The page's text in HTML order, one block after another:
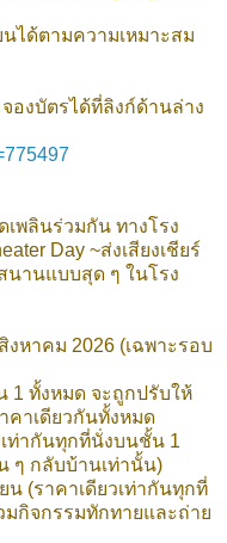
ได้ตามความเหมาะสม
องบัตรได้ที่ลิงก์ด้านล่าง
พลินร่วมกัน ทางโรง
Day ~ส่งเสียงเชียร์
นานแบบสุด ๆ ในโรง
งหาคม 2026 (เฉพาะรอบ
1 ทั้งหมด จะถูกปรับให้
คาเดียวกันทั้งหมด
เท่ากันทุกที่นั่งบนชั้น 1
ๆ กลับบ้านเท่านั้น)
น (ราคาเดียวเท่ากันทุกที่
มกิจกรรมทักทายและถ่าย